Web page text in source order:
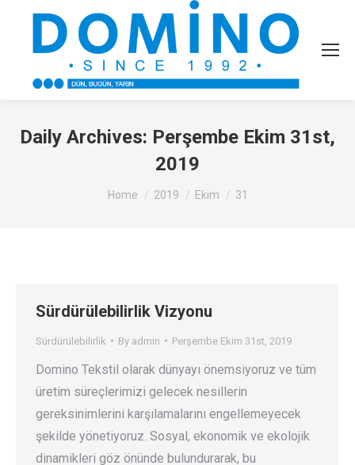
Daily Archives: Perşembe Ekim 31st,
2019
You are here:
Home 2019 Ekim 31
Sürdürülebilirlik Vizyonu
Sürdürülebilirlik By admin Perşembe Ekim 31st, 2019
Domino Tekstil olarak dünyayı önemsiyoruz ve tüm
üretim süreçlerimizi gelecek nesillerin
gereksinimlerini karşılamalarını engellemeyecek
şekilde yönetiyoruz. Sosyal, ekonomik ve ekolojik
dinamikleri göz önünde bulundurarak, bu